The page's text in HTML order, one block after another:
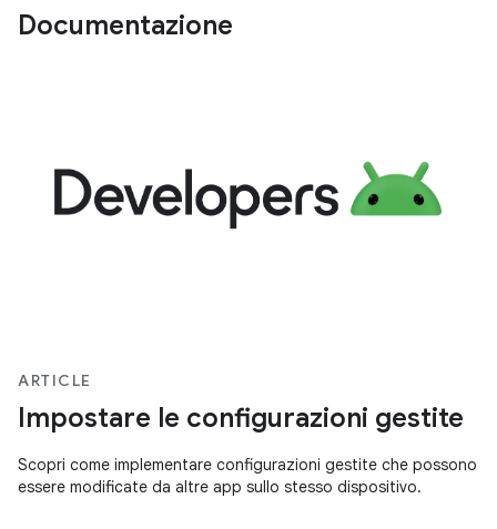
Documentazione
ARTICLE
Impostare le configurazioni gestite
Scopri come implementare configurazioni gestite che possono
essere modificate da altre app sullo stesso dispositivo.